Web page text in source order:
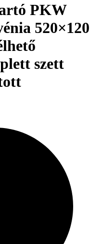
PKW
520×120
szett